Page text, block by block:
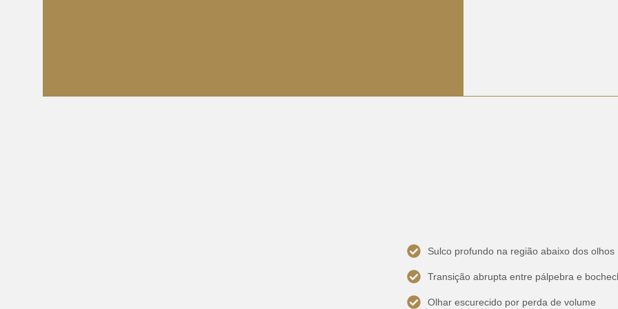
Sulco profundo na região abaixo dos olhos
Transição abrupta entre pálpebra e
Olhar escurecido por perda de volume